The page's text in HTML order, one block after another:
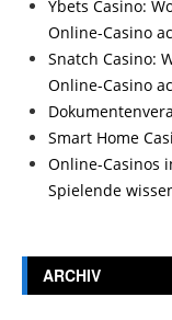
Ybets Casino:
Online-Casino
Snatch Casino:
Online-Casino
Smart Home
Online-Casinos
Spielende
ARCHIV